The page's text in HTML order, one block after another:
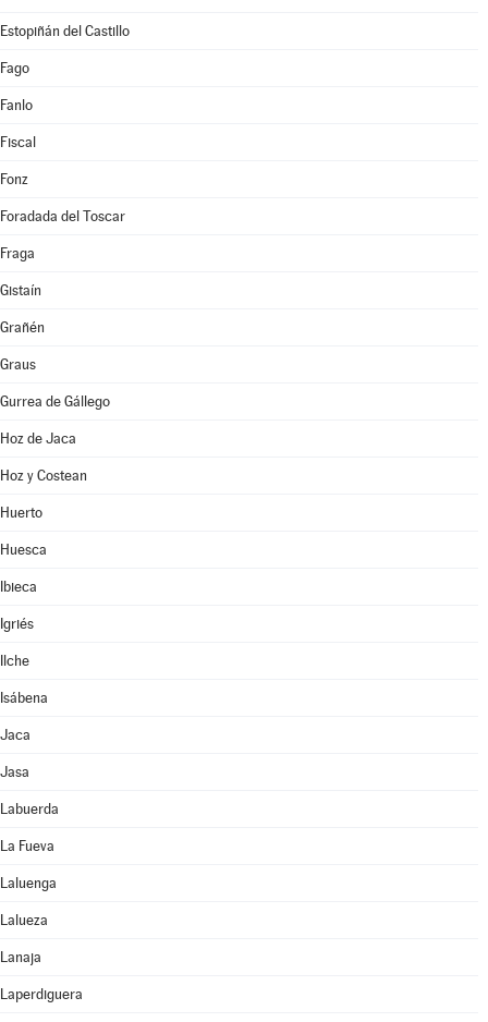
Estopiñán del Castillo
Fago
Fanlo
Fiscal
Fonz
Foradada del Toscar
Fraga
Gistaín
Grañén
Graus
Gurrea de Gállego
Hoz de Jaca
Hoz y Costean
Huerto
Huesca
Ibieca
Igriés
Ilche
Isábena
Jaca
Jasa
Labuerda
La Fueva
Laluenga
Lalueza
Lanaja
Laperdiguera